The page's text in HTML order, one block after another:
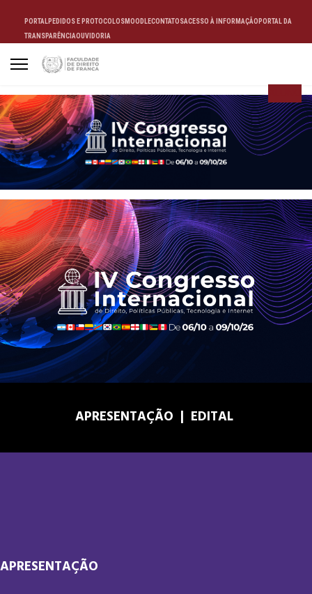
PORTALPEDIDOS E PROTOCOLOSMOODLECONTATOSACESSO À INFORMAÇÃO PORTAL DA
TRANSPARÊNCIAOUVIDORIA
APRESENTAÇÃO | EDITAL
APRESENTAÇÃO